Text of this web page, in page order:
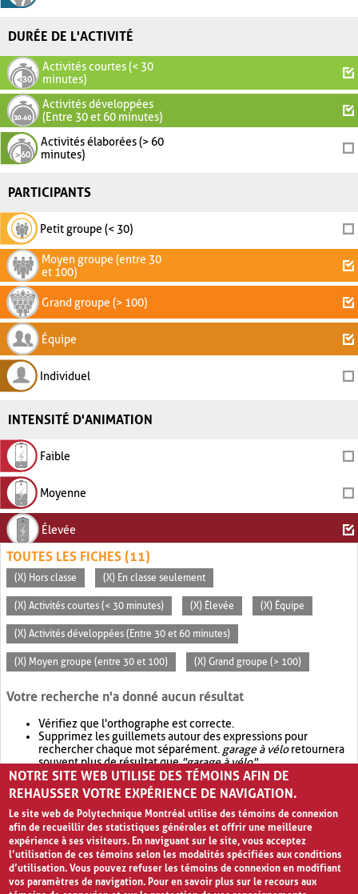
DURÉE DE L'ACTIVITÉ
Activités courtes (< 30
minutes)
Activités développées
(Entre 30 et 60 minutes)
Activités élaborées (> 60
minutes)
PARTICIPANTS
Petit groupe (< 30)
Moyen groupe (entre 30
et 100)
Grand groupe (> 100)
Équipe
Individuel
INTENSITÉ D'ANIMATION
Faible
Moyenne
Élevée
TOUTES LES FICHES (11)
(X) Hors classe (X) En classe seulement
(X) Activités courtes (< 30 minutes) (X) Élevée (X) Équipe
(X) Activités développées (Entre 30 et 60 minutes)
(X) Moyen groupe (entre 30 et 100) (X) Grand groupe (> 100)
Votre recherche n'a donné aucun résultat
Vérifiez que l'orthographe est correcte.
Supprimez les guillemets autour des expressions pour
rechercher chaque mot séparément. garage à véloretournera
souvent plus de résultat que"garage à vélo".
Envisagez d'élargir votre recherche avec OR.garage OR vélo
retournera souvent plus de résultat quegarage à vélo
NOTRE SITE WEB UTILISE DES TÉMOINS AFIN DE
REHAUSSER VOTRE EXPÉRIENCE DE NAVIGATION.
Le site web de Polytechnique Montréal utilise des témoins de connexion
afin de recueillir des statistiques générales et offrir une meilleure
expérience à ses visiteurs. En naviguant sur le site, vous acceptez
l’utilisation de ces témoins selon les modalités spécifiées aux conditions
d’utilisation. Vous pouvez refuser les témoins de connexion en modifiant
vos paramètres de navigation. Pour en savoir plus sur le recours aux